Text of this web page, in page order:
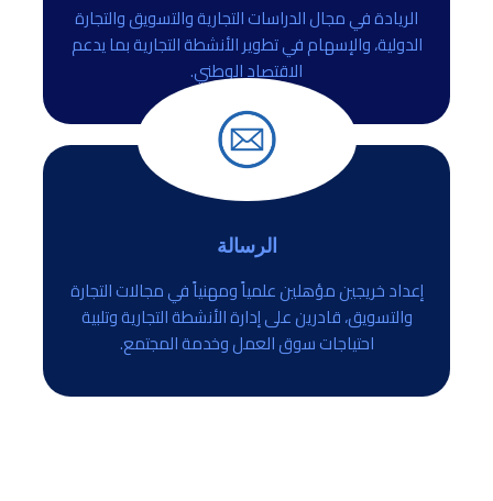
الريادة في مجال الدراسات التجارية والتسويق والتجارة
الدولية، والإسهام في تطوير الأنشطة التجارية بما يدعم
الاقتصاد الوطني.
الرسالة
إعداد خريجين مؤهلين علمياً ومهنياً في مجالات التجارة
والتسويق، قادرين على إدارة الأنشطة التجارية وتلبية
احتياجات سوق العمل وخدمة المجتمع.